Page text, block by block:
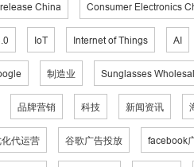
China Consumer Electronics
IoT Internet of Things AI
制造业 Sunglasses
品牌营销 科技 新闻资讯
代运营 谷歌广告投放 facebook